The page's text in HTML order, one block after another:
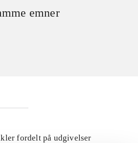
emner
fordelt på udgivelser